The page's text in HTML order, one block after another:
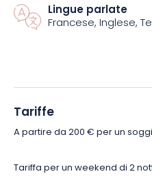
nell’area giochi dedicata o al
buongustai, il ristorante
Lasciatevi tentare da questa
a Les Nuits insolites
Lingue parlate
Francese, Inglese,
Tariffe
A partire da 200 € per un
Tariffa per un weekend di 2